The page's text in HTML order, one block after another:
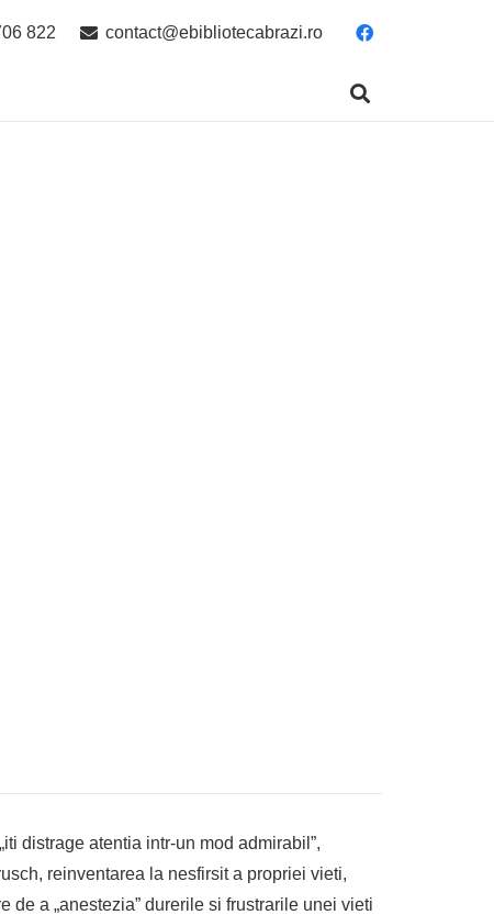
822 contact@ebibliotecabrazi.ro
distrage atentia intr-un mod admirabil”,
reinventarea la nesfirsit a propriei vieti,
a „anestezia” durerile si frustrarile unei vieti